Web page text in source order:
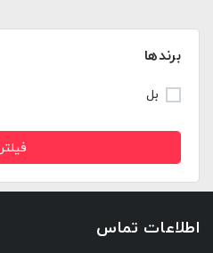
برندها
بل
فیلتر
اطلاعات تماس